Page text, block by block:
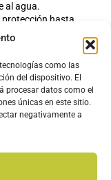
como las
del dispositivo. El
procesar datos como el
únicas en este sitio.
negativamente a
al agua.
protección hasta
PARA: